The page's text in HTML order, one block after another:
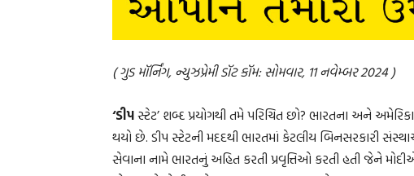
( ગુડ મૉર્નિંગ, ન્યુઝપ્રેમી ડૉટ કૉમ: સોમવાર, 11 નવેમ્બર 2024 )
‘ડીપસ્ટેટ’ શબ્દ પ્રયોગથી તમે પરિચિત છો? ભારતના અને
થયો છે. ડીપ સ્ટેટની મદદથી ભારતમાં કેટલીય બિનસરકારી
સેવાના નામે ભારતનું અહિત કરતી પ્રવૃત્તિઓ કરતી હતી જેને